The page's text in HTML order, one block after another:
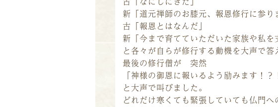
新「道元禅師のお膝元、報恩修行に参り
古「報恩とはなんだ」
新「今まで育てていただいた家族や私
と各々が自らが修行する動機を大声で答
最後の修行僧が 突然
「神様の御恩に報いるよう励みます！？
と大声で叫びました。
どれだけ寒くても緊張していても仏門